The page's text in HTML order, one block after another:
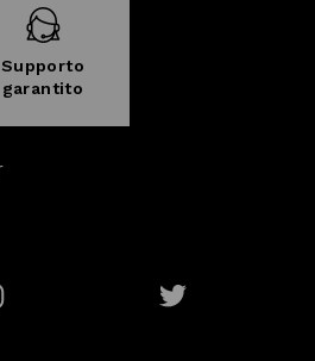
Supporto
garantito